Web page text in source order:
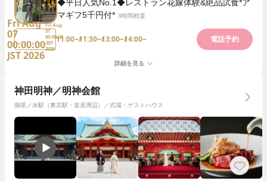
◆平日人気No.1◆レストラン花嫁体験&絶品試食*ア
マギフ5千円付* 3時間程度
Fri Aug
07
00:00:00
JST 2026
Fri Aug
07
00:00:00
JST
2026
11:00~11:30~13:00~14:00~ 電話予約
詳細を見る
神田明神／明神会館
御茶ノ水駅（東京駅・皇居周辺）／式場・ゲストハウス